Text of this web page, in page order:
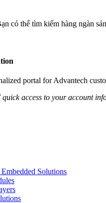
có thể tìm kiếm hàng ngàn
portal for Advantech
access to your account
Solutions